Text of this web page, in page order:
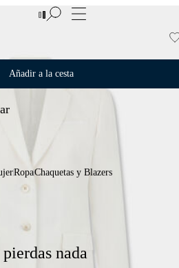
a las Rebajas | Hasta 50%
Añadir a la cesta
RopaChaquetas y Blazers
nada